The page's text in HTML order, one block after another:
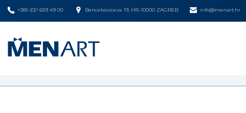
+385 (0)1 659 49 00 Bencekoviceva 19, HR-10000 ZAGREB info@menart.hr